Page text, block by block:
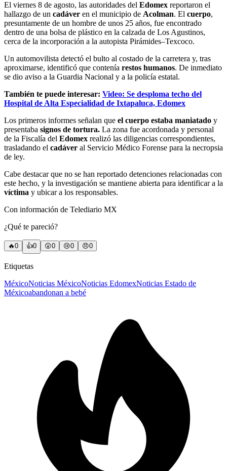
El viernes 8 de agosto, las autoridades del Edomex reportaron el
hallazgo de un cadáver en el municipio de Acolman. El cuerpo,
presuntamente de un hombre de unos 25 años, fue encontrado
dentro de una bolsa de plástico en la calzada de Los Agustinos,
cerca de la incorporación a la autopista Pirámides–Texcoco.
Un automovilista detectó el bulto al costado de la carretera y, tras
aproximarse, identificó que contenía restos humanos. De inmediato
se dio aviso a la Guardia Nacional y a la policía estatal.
También te puede interesar: Video: Se desploma techo del
Hospital de Alta Especialidad de Ixtapaluca, Edomex
Los primeros informes señalan que el cuerpo estaba maniatado y
presentaba signos de tortura. La zona fue acordonada y personal
de la Fiscalía del Edomex realizó las diligencias correspondientes,
trasladando el cadáver al Servicio Médico Forense para la necropsia
de ley.
Cabe destacar que no se han reportado detenciones relacionadas con
este hecho, y la investigación se mantiene abierta para identificar a la
víctima y ubicar a los responsables.
Con información de Telediario MX
¿Qué te pareció?
🔥0 👍0 😲0 😢0 😠0
Etiquetas
MéxicoNoticias MéxicoNoticias EdomexNoticias Estado de
Méxicoabandonan a bebé